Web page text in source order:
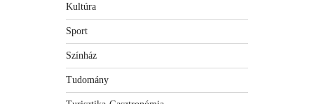
Kultúra
Sport
Színház
Tudomány